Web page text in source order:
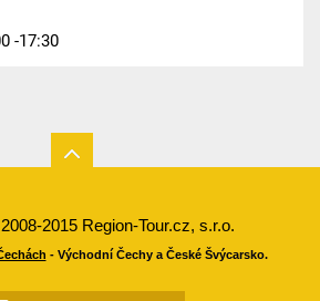
-17:30
2015 Region-Tour.cz, s.r.o.
- Východní Čechy a České Švýcarsko.